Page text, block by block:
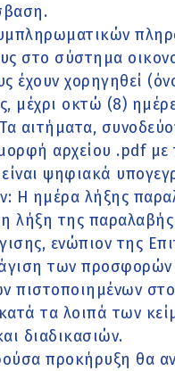
στο σύστημα
έχουν χορηγηθεί
μέχρι οκτώ (8)
αιτήματα,
αρχείου .pdf
ψηφιακά
Η ημέρα λήξης
λήξη της
ενώπιον της
των προσφορών
πιστοποιημένων
τα λοιπά των
διαδικασιών.
προκήρυξη θα